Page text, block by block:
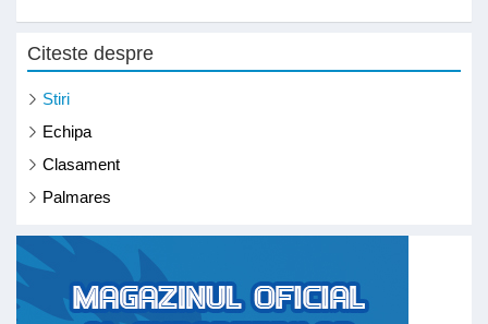
Citeste despre
Stiri
Echipa
Clasament
Palmares